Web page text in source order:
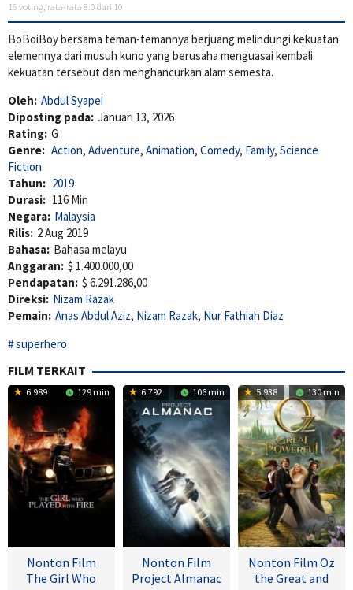
16 voting, rata-rata 8.0 dari 10
BoBoiBoy bersama teman-temannya berjuang melindungi kekuatan
elemennya dari musuh kuno yang berusaha menguasai kembali
kekuatan tersebut dan menghancurkan alam semesta.
Oleh: Abdul Syapei
Diposting pada: Januari 13, 2026
Rating: G
Genre: Action, Adventure, Animation, Comedy, Family, Science
Fiction
Tahun: 2019
Durasi: 116 Min
Negara: Malaysia
Rilis: 2 Aug 2019
Bahasa: Bahasa melayu
Anggaran: $ 1.400.000,00
Pendapatan: $ 6.291.286,00
Direksi: Nizam Razak
Pemain: Anas Abdul Aziz, Nizam Razak, Nur Fathiah Diaz
superhero
FILM TERKAIT
6.989 129 min
Nonton Film
The Girl Who
6.792 106 min
Nonton Film
Project Almanac
5.938 130 min
Nonton Film Oz
the Great and